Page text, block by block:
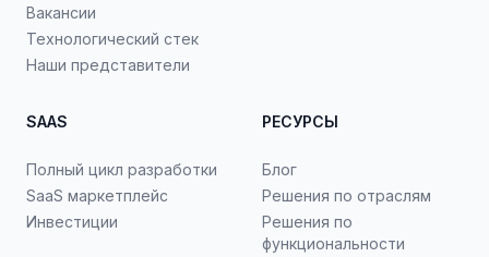
Вакансии
Технологический стек
Наши представители
SAAS
Полный цикл разработки
SaaS маркетплейс
Инвестиции
РЕСУРСЫ
Блог
Решения по отраслям
Решения по
функциональности